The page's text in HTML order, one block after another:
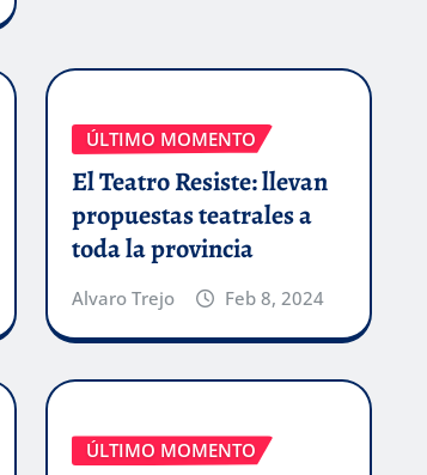
ÚLTIMO MOMENTO
El Teatro Resiste: llevan
propuestas teatrales a
toda la provincia
Alvaro Trejo Feb 8, 2024
ÚLTIMO MOMENTO